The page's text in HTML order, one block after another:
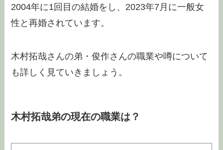
2004年に1回目の結婚をし、2023年7月に一般女
性と再婚されています。
木村拓哉さんの弟・俊作さんの職業や噂について
も詳しく見ていきましょう。
木村拓哉弟の現在の職業は？